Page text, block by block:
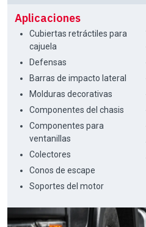
Aplicaciones
Cubiertas retráctiles para
cajuela
Defensas
Barras de impacto lateral
Molduras decorativas
Componentes del chasis
Componentes para
ventanillas
Colectores
Conos de escape
Soportes del motor